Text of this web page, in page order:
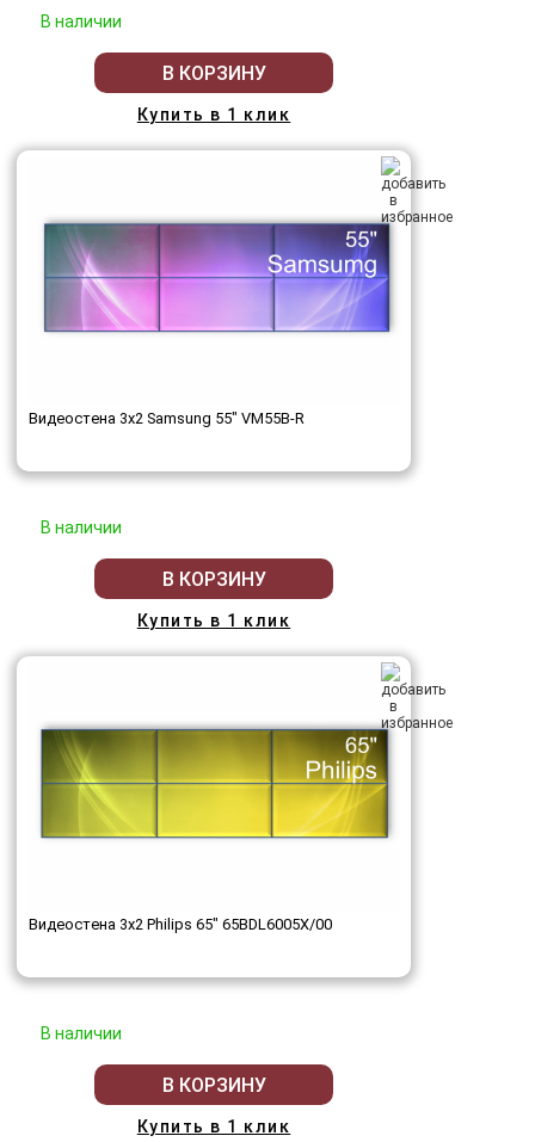
В наличии
В КОРЗИНУ
Купить в 1 клик
Видеостена 3x2 Samsung 55" VM55B-R
В наличии
В КОРЗИНУ
Купить в 1 клик
Видеостена 3x2 Philips 65" 65BDL6005X/00
В наличии
В КОРЗИНУ
Купить в 1 клик